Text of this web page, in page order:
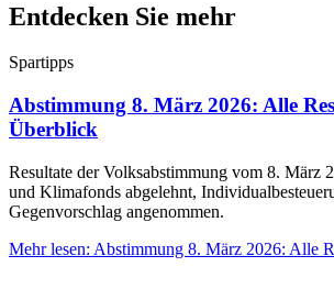
Entdecken Sie mehr
Spartipps
Abstimmung 8. März 2026: Alle
Überblick
Resultate der Volksabstimmung vom 8. März
und Klimafonds abgelehnt,
Gegenvorschlag angenommen.
Mehr lesen: Abstimmung 8. März 2026: Alle